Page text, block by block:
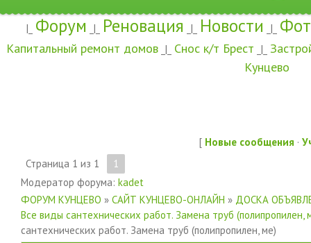
|_ Форум _|_ Реновация _|_ Новости _|_
Капитальный ремонт домов _|_ Снос к/т Брест _|_
Кунцево
[ Новые сообщения ·
Страница 1 из 1
1
Модератор форума: kadet
ФОРУМ КУНЦЕВО » САЙТ КУНЦЕВО-ОНЛАЙН » ДОСКА
Все виды сантехнических работ. Замена труб (полипропилен,
сантехнических работ. Замена труб (полипропилен, ме)